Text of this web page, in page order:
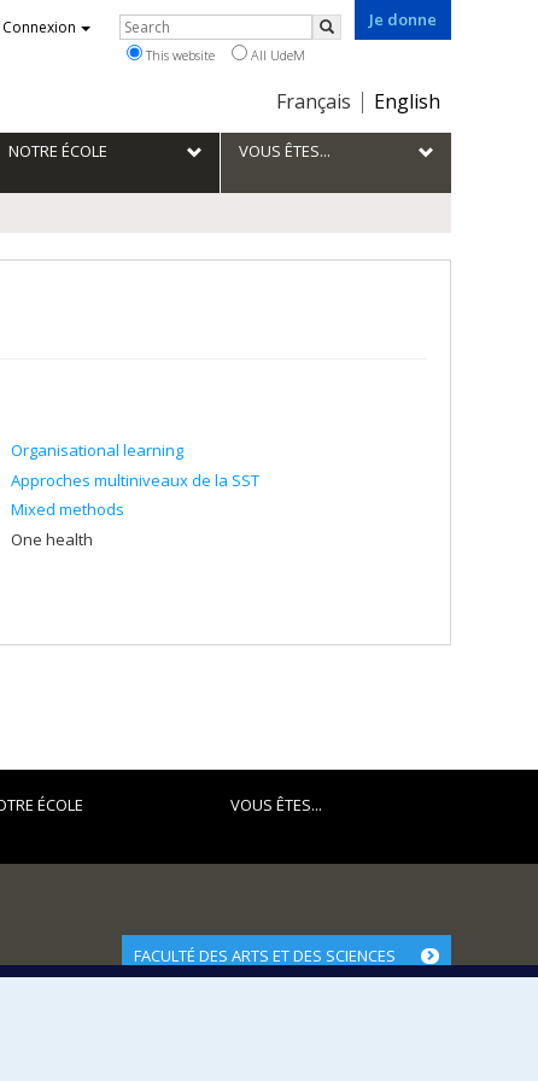
Je donne
Choix
la
langue
Français English
Connexion Rechercher
Search
This website All UdeM
NOTRE ÉCOLE VOUS ÊTES...
Organisational learning
Approches multiniveaux de la SST
Mixed methods
One health
ÉCOLE VOUS ÊTES...
FACULTÉ DES ARTS ET DES SCIENCES